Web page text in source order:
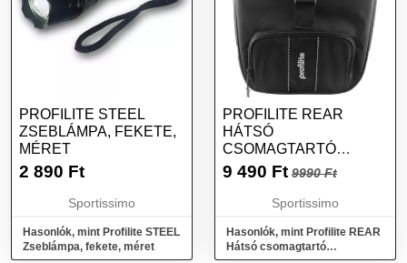
PROFILITE STEEL
ZSEBLÁMPA, FEKETE,
MÉRET
2 890 Ft
Sportissimo
Hasonlók, mint Profilite STEEL
Zseblámpa, fekete, méret
PROFILITE REAR
HÁTSÓ
CSOMAGTARTÓ
KERÉKPÁRTÁSKA,
9 490 Ft 9990 Ft
Sportissimo
Hasonlók, mint Profilite REAR
Hátsó csomagtartó